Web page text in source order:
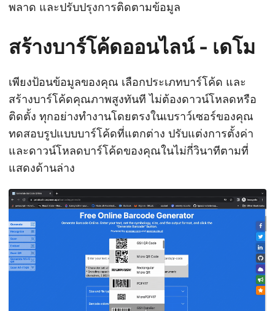
พลาด และปรับปรุงการติดตามข้อมูล
สร้างบาร์โค้ดออนไลน์ - เดโม
เพียงป้อนข้อมูลของคุณ เลือกประเภทบาร์โค้ด และ
สร้างบาร์โค้ดคุณภาพสูงทันที ไม่ต้องดาวน์โหลดหรือ
ติดตั้ง ทุกอย่างทำงานโดยตรงในเบราว์เซอร์ของคุณ
ทดสอบรูปแบบบาร์โค้ดที่แตกต่าง ปรับแต่งการตั้งค่า
และดาวน์โหลดบาร์โค้ดของคุณในไม่กี่วินาทีตามที่
แสดงด้านล่าง